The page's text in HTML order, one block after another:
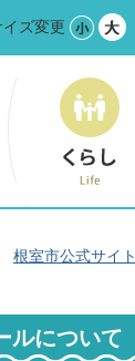
ズ変更
根室市公式サイト
ルについて